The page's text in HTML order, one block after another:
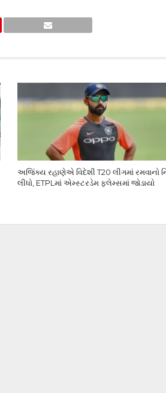
અજિંક્ય રહાણેએ વિદેશી T20 લીગમાં રમવાનો
લીધો, ETPLમાં એમ્સ્ટરડેમ ફ્લેમ્સમાં જોડાયો